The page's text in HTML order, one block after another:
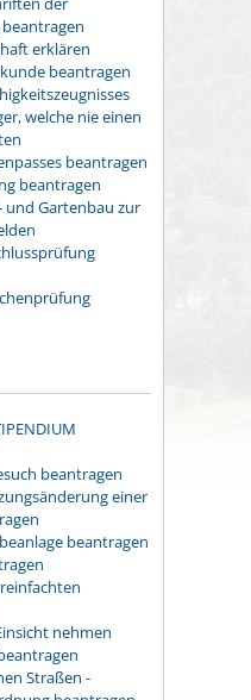
erklären
beantragen
welche nie einen
beantragen
beantragen
und Gartenbau zur
beantragen
einer
beantragen
nehmen
Straßen -